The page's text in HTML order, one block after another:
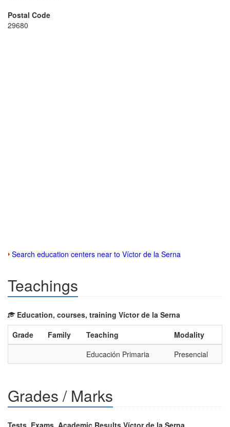
Postal Code
29680
Search education centers near to Víctor de la Serna
Teachings
Education, courses, training Víctor de la Serna
Grade
Family Teaching
Modality
Educación Primaria
Presencial
Grades / Marks
Tests, Exams, Academic Results Víctor de la Serna